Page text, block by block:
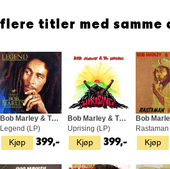
flere titler med samme
Kjøp
Bob Marley & The Wailers
Legend (LP)
399,- Kjøp
Bob Marley & The Wailers
Uprising (LP)
399,- Kjøp